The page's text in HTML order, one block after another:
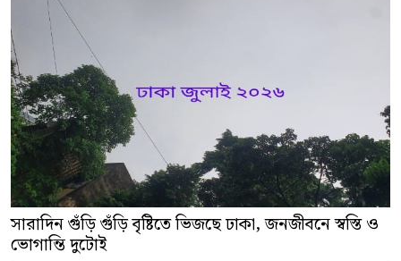
সারাদিন গুঁড়ি গুঁড়ি বৃষ্টিতে ভিজছে ঢাকা, জনজীবনে স্বস্তি ও
ভোগান্তি দুটোই